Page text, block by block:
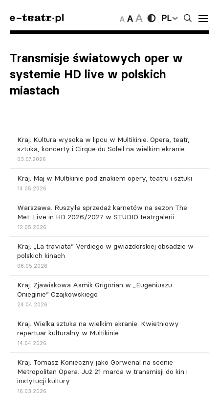
PL
Transmisje światowych oper w
systemie HD live w polskich
miastach
Kraj. Kultura wysoka w lipcu w Multikinie. Opera, teatr,
sztuka, koncerty i Cirque du Soleil na wielkim ekranie
03.07.2026
Kraj. Maj w Multikinie pod znakiem opery, teatru i sztuki
14.05.2026
Warszawa. Ruszyła sprzedaż karnetów na sezon The
Met: Live in HD 2026/2027 w STUDIO teatrgalerii
12.05.2026
Kraj. „La traviata” Verdiego w gwiazdorskiej obsadzie w
polskich kinach
06.05.2026
Kraj. Zjawiskowa Asmik Grigorian w „Eugeniuszu
Onieginie” Czajkowskiego
24.04.2026
Kraj. Wielka sztuka na wielkim ekranie. Kwietniowy
repertuar kulturalny w Multikinie
14.04.2026
Kraj. Tomasz Konieczny jako Gorwenal na scenie
Metropolitan Opera. Już 21 marca w transmisji do kin i
instytucji kultury
16.03.2026